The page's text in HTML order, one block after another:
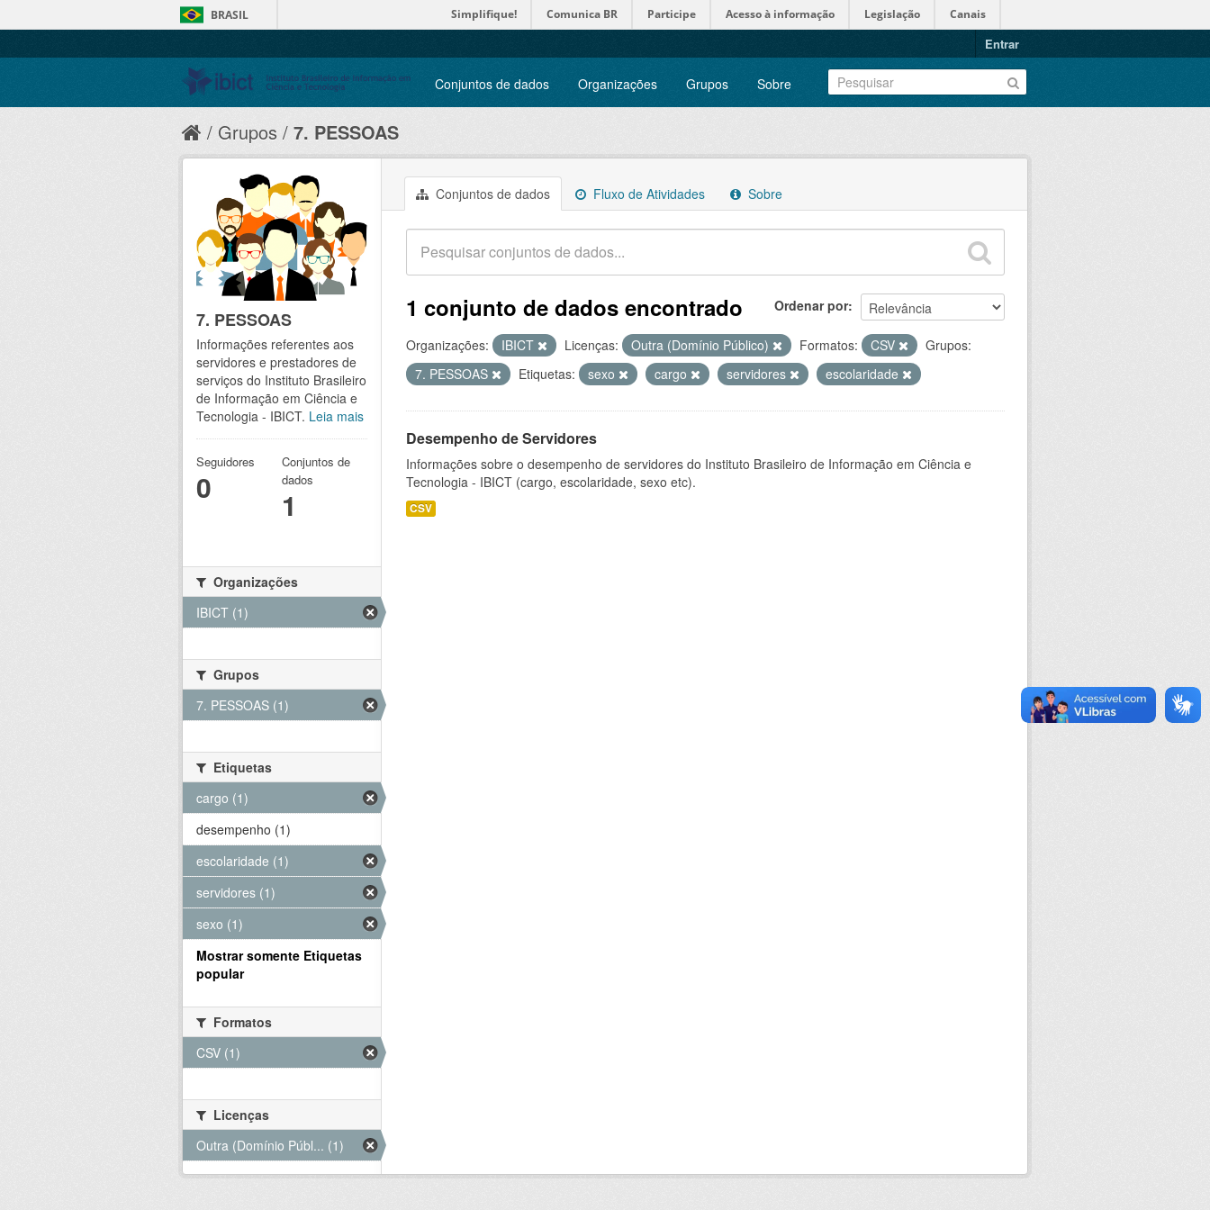
BRASIL Simplifique! Comunica BR Participe Acesso à informação Legislação Canais
Entrar
Conjuntos de dados Organizações Grupos Sobre
Grupos 7. PESSOAS
Conjuntos de dados Fluxo de Atividades Sobre
Ordenar por
1 conjunto de dados encontrado
Organizações: IBICT Licenças: Outra (Domínio Público) Formatos: CSV
Grupos:
7. PESSOAS
Etiquetas: sexo cargo servidores escolaridade
Desempenho de Servidores
Informações sobre o desempenho de servidores do Instituto Brasileiro de Informação em Ciência e
Tecnologia - IBICT (cargo, escolaridade, sexo etc).
CSV
7. PESSOAS
Informações referentes aos
servidores e prestadores de
serviços do Instituto Brasileiro
de Informação em Ciência e
Tecnologia - IBICT. Leia mais
Seguidores
0
Conjuntos de
dados
1
Organizações
IBICT (1)
Grupos
7. PESSOAS (1)
Etiquetas
cargo (1)
desempenho (1)
escolaridade (1)
servidores (1)
sexo (1)
Mostrar somente Etiquetas
popular
Formatos
CSV (1)
Licenças
Outra (Domínio Públ... (1)